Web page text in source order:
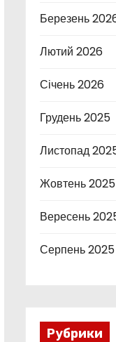
Березень
Лютий 2026
Січень 2026
Грудень 2025
Листопад
Жовтень 2025
Вересень
Серпень 2025
Рубрики